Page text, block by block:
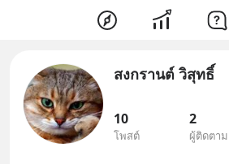
สงกรานต์ วิสุทธิ์
10
โพสต์
2
ผู้ติดตาม